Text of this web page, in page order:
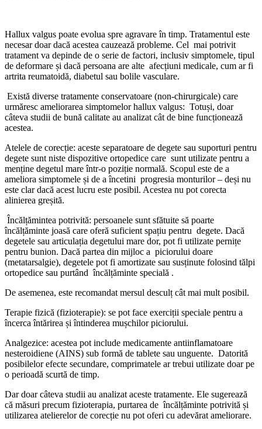
Hallux valgus poate evolua spre agravare în timp. Tratamentul este
necesar doar dacă acestea cauzează probleme. Cel mai potrivit
tratament va depinde de o serie de factori, inclusiv simptomele, tipul
de deformare și dacă persoana are alte afecțiuni medicale, cum ar fi
artrita reumatoidă, diabetul sau bolile vasculare.
Există diverse tratamente conservatoare (non-chirurgicale) care
urmăresc ameliorarea simptomelor hallux valgus: Totuși, doar
câteva studii de bună calitate au analizat cât de bine funcționează
acestea.
Atelele de corecție: aceste separatoare de degete sau suporturi pentru
degete sunt niste dispozitive ortopedice care sunt utilizate pentru a
menține degetul mare într-o poziție normală. Scopul este de a
ameliora simptomele și de a încetini progresia monturilor – deși nu
este clar dacă acest lucru este posibil. Acestea nu pot corecta
alinierea greșită.
Încălțămintea potrivită: persoanele sunt sfătuite să poarte
încălțăminte joasă care oferă suficient spațiu pentru degete. Dacă
degetele sau articulația degetului mare dor, pot fi utilizate pernițe
pentru bunion. Dacă partea din mijloc a piciorului doare
(metatarsalgie), degetele pot fi amortizate sau susținute folosind tălpi
ortopedice sau purtând încălțăminte specială .
De asemenea, este recomandat mersul desculț cât mai mult posibil.
Terapie fizică (fizioterapie): se pot face exerciții speciale pentru a
încerca întărirea și întinderea mușchilor piciorului.
Analgezice: acestea pot include medicamente antiinflamatoare
nesteroidiene (AINS) sub formă de tablete sau unguente. Datorită
posibilelor efecte secundare, comprimatele ar trebui utilizate doar pe
o perioadă scurtă de timp.
Dar doar câteva studii au analizat aceste tratamente. Ele sugerează
că măsuri precum fizioterapia, purtarea de încălțăminte potrivită și
utilizarea atelierelor de corecție nu pot oferi cu adevărat ameliorare.